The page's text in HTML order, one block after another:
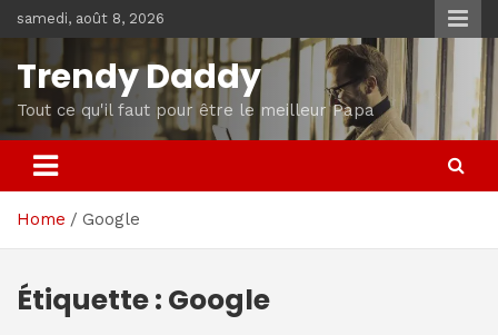
to
content
samedi, août 8, 2026
Trendy Daddy
Tout ce qu'il faut pour être le meilleur Papa
Home Google
Étiquette : Google